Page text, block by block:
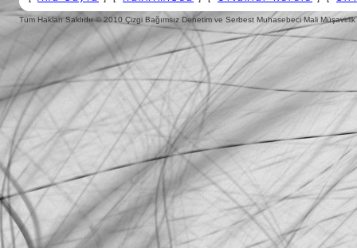
Tüm Hakları Saklıdır© 2010 Çizgi Bağımsız Denetim ve Serbest Muhasebeci Mali